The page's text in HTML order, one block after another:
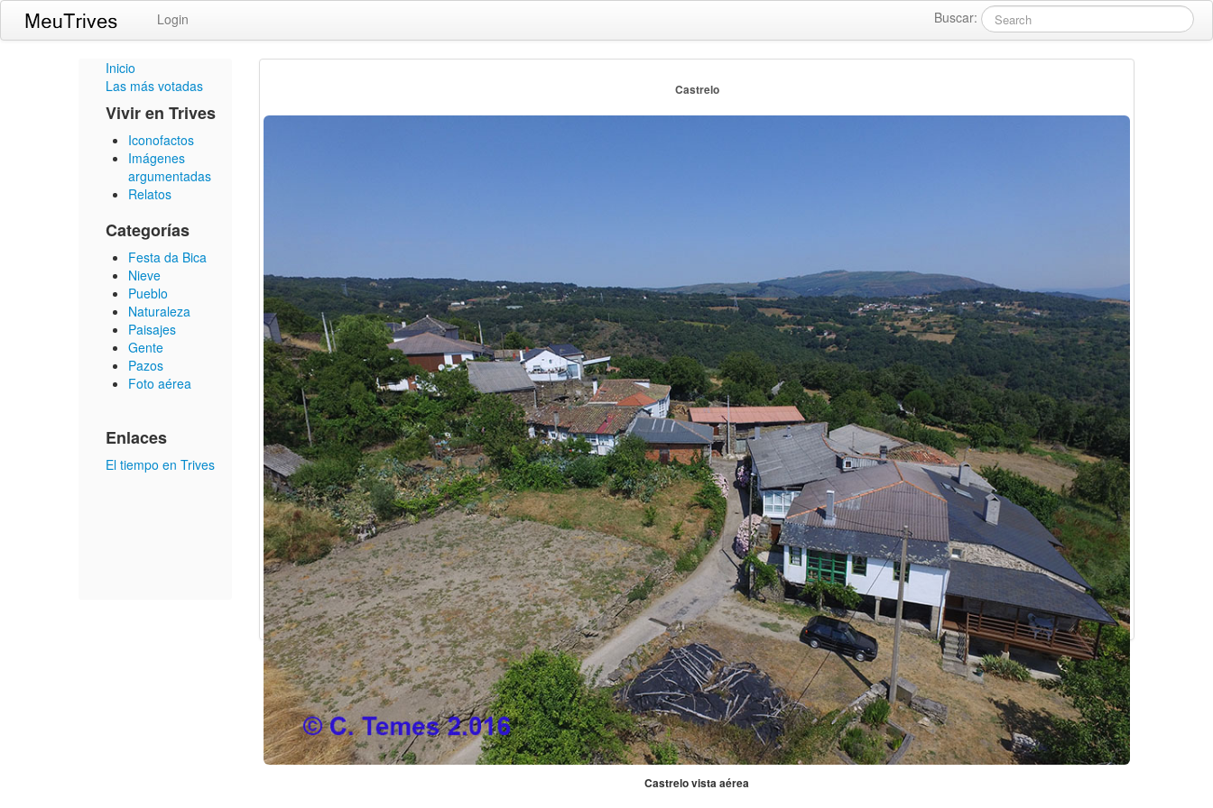
Buscar:
Login
Inicio
Las más votadas
Vivir en Trives
Iconofactos
Imágenes
argumentadas
Relatos
Categorías
Festa da Bica
Nieve
Pueblo
Naturaleza
Paisajes
Gente
Pazos
Foto aérea
Enlaces
El tiempo en Trives
Castrelo
Castrelo vista aérea